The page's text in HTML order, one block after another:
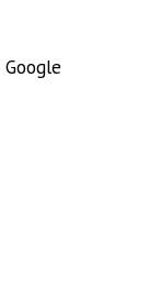
Google